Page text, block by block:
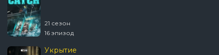
21 сезон
16 эпизод
Укрытие